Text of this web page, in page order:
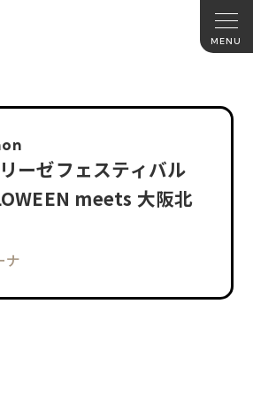
ーゼフェスティバル
meets 大阪北
ナ